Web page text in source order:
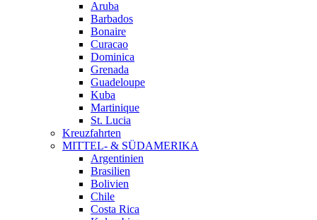
Aruba
Barbados
Bonaire
Curacao
Dominica
Grenada
Guadeloupe
Kuba
Martinique
St. Lucia
Kreuzfahrten
MITTEL- & SÜDAMERIKA
Argentinien
Brasilien
Bolivien
Chile
Costa Rica